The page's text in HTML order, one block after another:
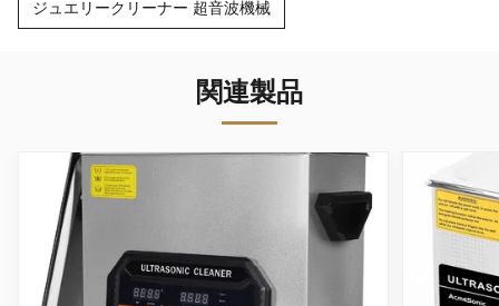
ジュエリークリーナー 超音波機械
関連製品